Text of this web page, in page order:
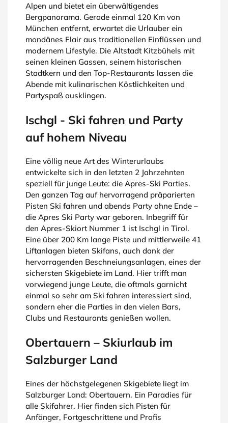
Alpen und bietet ein überwältigendes
Bergpanorama. Gerade einmal 120 Km von
München entfernt, erwartet die Urlauber ein
mondänes Flair aus traditionellen Einflüssen und
modernem Lifestyle. Die Altstadt Kitzbühels mit
seinen kleinen Gassen, seinem historischen
Stadtkern und den Top-Restaurants lassen die
Abende mit kulinarischen Köstlichkeiten und
Partyspaß ausklingen.
Ischgl - Ski fahren und Party
auf hohem Niveau
Eine völlig neue Art des Winterurlaubs
entwickelte sich in den letzten 2 Jahrzehnten
speziell für junge Leute: die Apres-Ski Parties.
Den ganzen Tag auf hervorragend präparierten
Pisten Ski fahren und abends Party ohne Ende –
die Apres Ski Party war geboren. Inbegriff für
den Apres-Skiort Nummer 1 ist Ischgl in Tirol.
Eine über 200 Km lange Piste und mittlerweile 41
Liftanlagen bieten Skifans, auch dank der
hervorragenden Beschneiungsanlagen, eines der
sichersten Skigebiete im Land. Hier trifft man
vorwiegend junge Leute, die oftmals garnicht
einmal so sehr am Ski fahren interessiert sind,
sondern eher die Parties in den vielen Bars,
Clubs und Restaurants genießen wollen.
Obertauern – Skiurlaub im
Salzburger Land
Eines der höchstgelegenen Skigebiete liegt im
Salzburger Land: Obertauern. Ein Paradies für
alle Skifahrer. Hier finden sich Pisten für
Anfänger, Fortgeschrittene und Profis